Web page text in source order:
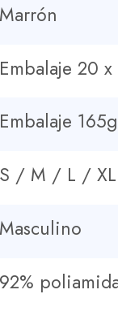
Marrón
Embalaje 20
Embalaje 165g
S / M / L /
Masculino
92%